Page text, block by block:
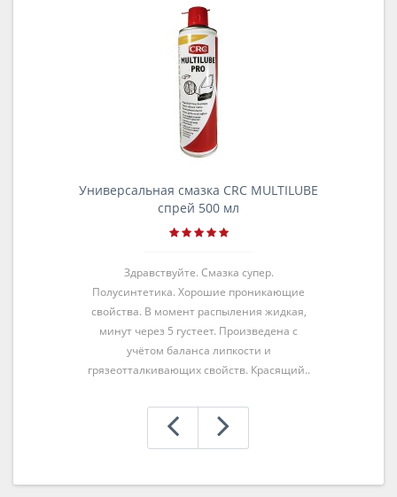
Универсальная смазка CRC MULTILUBE
спрей 500 мл
Здравствуйте. Смазка супер.
Полусинтетика. Хорошие проникающие
свойства. В момент распыления жидкая,
минут через 5 густеет. Произведена с
учётом баланса липкости и
грязеотталкивающих свойств. Красящий..